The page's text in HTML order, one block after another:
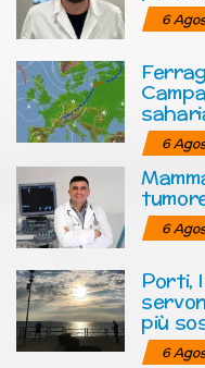
6
6
6
Porti,
più
6